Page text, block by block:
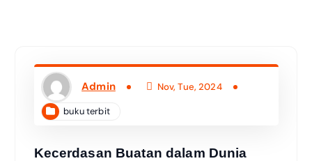
Admin Nov, Tue, 2024
buku terbit
Kecerdasan Buatan dalam Dunia